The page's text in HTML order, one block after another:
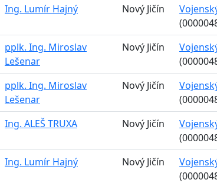
Ing. Lumír Hajný
Nový Jičín
pplk. Ing. Miroslav
Lešenar
Nový Jičín
pplk. Ing. Miroslav
Lešenar
Nový Jičín
Ing. ALEŠ TRUXA
Nový Jičín
Ing. Lumír Hajný
Nový Jičín